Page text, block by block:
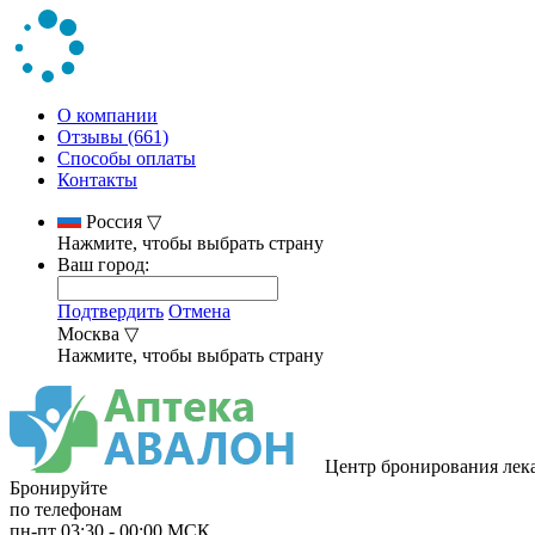
О компании
Отзывы (661)
Способы оплаты
Контакты
Россия ▽
Нажмите, чтобы выбрать страну
Ваш город:
Подтвердить Отмена
Москва ▽
Нажмите, чтобы выбрать страну
Центр бронирования
Бронируйте
по телефонам
пн-пт 03:30 - 00:00 МСК